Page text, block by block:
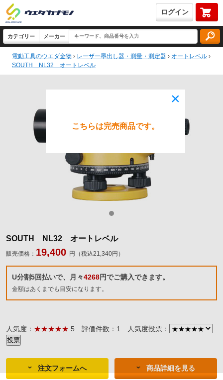
ログイン
電動工具のウエダ金物 › レーザー墨出し器・測量・測定器 › オートレベル ›
SOUTH NL32 オートレベル
SOUTH NL32 オートレベル
販売価格： 19,400 円（税込21,340円）
U分割5回払いで、月々4268円でご購入できます。
金額はあくまでも目安になります。
人気度： ★★★★★ 5 評価件数：1 人気度投票：
注文フォームへ 商品詳細を見る
×
こちらは完売商品です。